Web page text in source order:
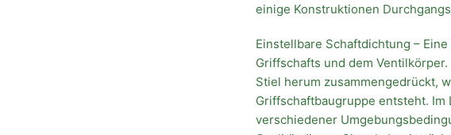
einige Konstruktionen
Einstellbare Schaftdichtung –
Griffschafts und dem
Stiel herum zusammengedrückt,
Griffschaftbaugruppe entsteht.
verschiedener